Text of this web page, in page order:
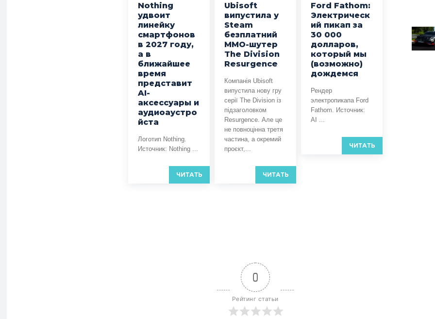
Nothing
удвоит
линейку
смартфонов
в 2027 году,
а в
ближайшее
время
представит
AI-
аксессуары и
аудиоаустро
йста
Логотип Nothing.
ЧИТАТЬ
Ubisoft
випустила у
Steam
безплатний
MMO-шутер
The Division
Resurgence
Компанія Ubisoft
випустила нову гру
серії The Division із
підзаголовком
Resurgence. Але це
не повноцінна третя
частина, а окремий
проєкт,...
ЧИТАТЬ
Ford Fathom:
Электрическ
ий пикап за
30 000
долларов,
который мы
(возможно)
дождемся
Рендер
электропикапа Ford
Fathom. Источник:
ЧИТАТЬ
0
Рейтинг статьи